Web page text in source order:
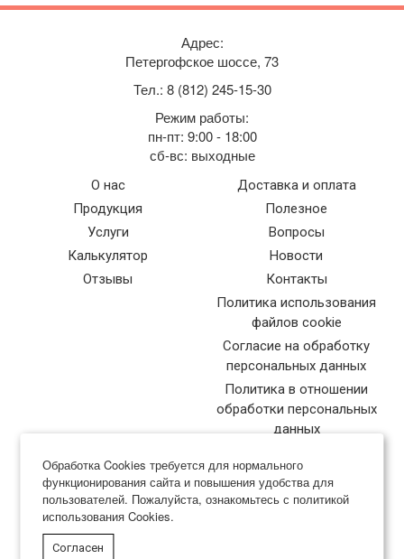
О нас
Продукция
Услуги
Калькулятор
Отзывы
Доставка и оплата
Полезное
Вопросы
Новости
Контакты
Политика использования
файлов cookie
Согласие на обработку
персональных данных
Политика в отношении
обработки персональных
данных
Адрес:
Петергофское шоссе, 73
Тел.: 8 (812) 245-15-30
Режим работы:
пн-пт: 9:00 - 18:00
сб-вс: выходные
Обработка Cookies требуется для нормального
функционирования сайта и повышения удобства для
пользователей. Пожалуйста, ознакомьтесь с политикой
использования Cookies.
Согласен